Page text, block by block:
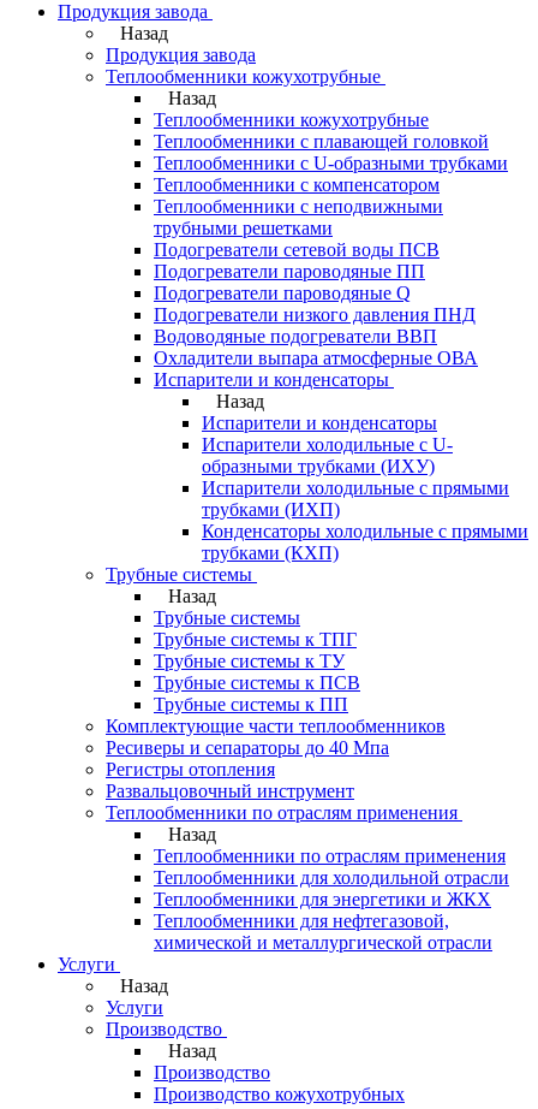
Продукция завода
Назад
Продукция завода
Теплообменники кожухотрубные
Назад
Теплообменники кожухотрубные
Теплообменники с плавающей головкой
Теплообменники с U-образными трубками
Теплообменники с компенсатором
Теплообменники с неподвижными
трубными решетками
Подогреватели сетевой воды ПСВ
Подогреватели пароводяные ПП
Подогреватели пароводяные Q
Подогреватели низкого давления ПНД
Водоводяные подогреватели ВВП
Охладители выпара атмосферные ОВА
Испарители и конденсаторы
Назад
Испарители и конденсаторы
Испарители холодильные с U-
образными трубками (ИХУ)
Испарители холодильные с прямыми
трубками (ИХП)
Конденсаторы холодильные с прямыми
трубками (КХП)
Трубные системы
Назад
Трубные системы
Трубные системы к ТПГ
Трубные системы к ТУ
Трубные системы к ПСВ
Трубные системы к ПП
Комплектующие части теплообменников
Ресиверы и сепараторы до 40 Мпа
Регистры отопления
Развальцовочный инструмент
Теплообменники по отраслям применения
Назад
Теплообменники по отраслям применения
Теплообменники для холодильной отрасли
Теплообменники для энергетики и ЖКХ
Теплообменники для нефтегазовой,
химической и металлургической отрасли
Услуги
Назад
Услуги
Производство
Назад
Производство
Производство кожухотрубных